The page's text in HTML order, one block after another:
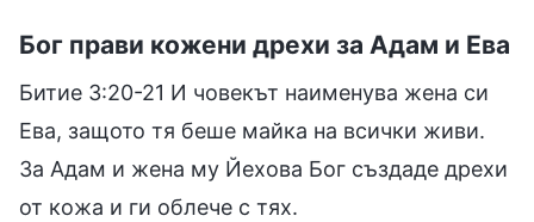
Бог прави кожени дрехи за Адам и Ева
Битие 3:20-21 И човекът наименува жена си
Ева, защото тя беше майка на всички живи.
За Адам и жена му Йехова Бог създаде дрехи
от кожа и ги облече с тях.